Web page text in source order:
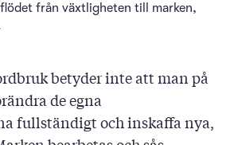
från växtligheten till marken,
betyder inte att man på
de egna
fullständigt och inskaffa nya,